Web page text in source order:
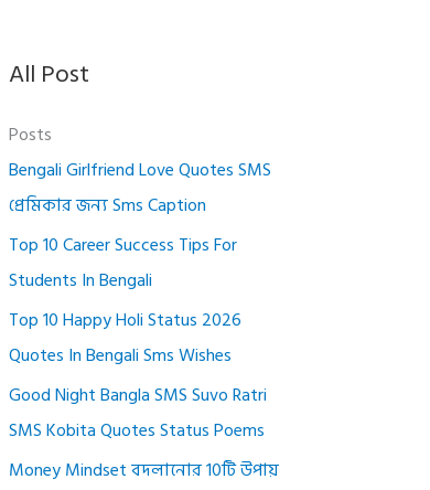
All Post
Posts
Bengali Girlfriend Love Quotes SMS
প্রেমিকার জন্য Sms Caption
Top 10 Career Success Tips For
Students In Bengali
Top 10 Happy Holi Status 2026
Quotes In Bengali Sms Wishes
Good Night Bangla SMS Suvo Ratri
SMS Kobita Quotes Status Poems
Money Mindset বদলানোর 10টি উপায়